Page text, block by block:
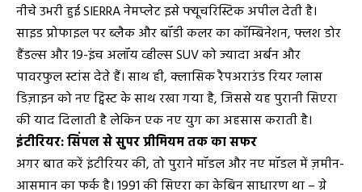
नीचे उभरी हुई SIERRA नेमप्लेट इसे फ्यूचरिस्टिक अपील देती है।
साइड प्रोफाइल पर ब्लैक और बॉडी कलर का कॉम्बिनेशन, फ्लश डोर
हैंडल्स और 19-इंच अलॉय व्हील्स SUV को ज्यादा अर्बन और
पावरफुल स्टांस देते हैं। साथ ही, क्लासिक रैपअराउंड रियर ग्लास
डिज़ाइन को नए ट्विस्ट के साथ रखा गया है, जिससे यह पुरानी सिएरा
की याद दिलाती है लेकिन एक नए युग का अहसास कराती है।
इंटीरियर: सिंपल से सुपर प्रीमियम तक का सफर
अगर बात करें इंटीरियर की, तो पुराने मॉडल और नए मॉडल में ज़मीन-
आसमान का फर्क है। 1991 की सिएरा का केबिन साधारण था – ग्रे